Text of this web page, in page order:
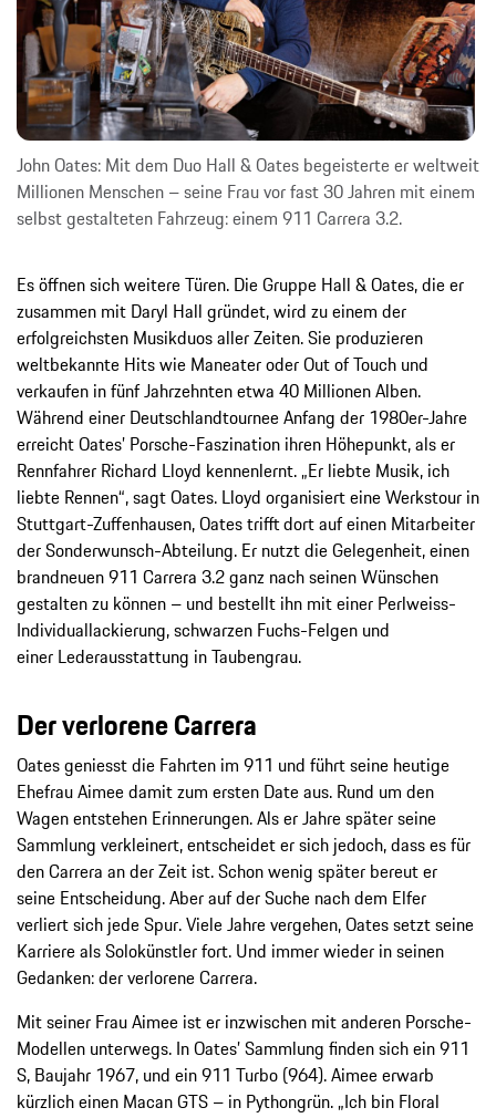
John Oates: Mit dem Duo Hall & Oates begeisterte er weltweit
Millionen Menschen – seine Frau vor fast 30 Jahren mit einem
selbst gestalteten Fahrzeug: einem 911 Carrera 3.2.
Es öffnen sich weitere Türen. Die Gruppe Hall & Oates, die er
zusammen mit Daryl Hall gründet, wird zu einem der
erfolgreichsten Musikduos aller Zeiten. Sie produzieren
weltbekannte Hits wie Maneater oder Out of Touch und
verkaufen in fünf Jahrzehnten etwa 40 Millionen Alben.
Während einer Deutschlandtournee Anfang der 1980er-Jahre
erreicht Oates’ Porsche-Faszination ihren Höhepunkt, als er
Rennfahrer Richard Lloyd kennenlernt. „Er liebte Musik, ich
liebte Rennen“, sagt Oates. Lloyd organisiert eine Werkstour in
Stuttgart-Zuffenhausen, Oates trifft dort auf einen Mitarbeiter
der Sonderwunsch-Abteilung. Er nutzt die Gelegenheit, einen
brandneuen 911 Carrera 3.2 ganz nach seinen Wünschen
gestalten zu können – und bestellt ihn mit einer Perlweiss-
Individuallackierung, schwarzen Fuchs-Felgen und
einer Lederausstattung in Taubengrau.
Der verlorene Carrera
Oates geniesst die Fahrten im 911 und führt seine heutige
Ehefrau Aimee damit zum ersten Date aus. Rund um den
Wagen entstehen Erinnerungen. Als er Jahre später seine
Sammlung verkleinert, entscheidet er sich jedoch, dass es für
den Carrera an der Zeit ist. Schon wenig später bereut er
seine Entscheidung. Aber auf der Suche nach dem Elfer
verliert sich jede Spur. Viele Jahre vergehen, Oates setzt seine
Karriere als Solokünstler fort. Und immer wieder in seinen
Gedanken: der verlorene Carrera.
Mit seiner Frau Aimee ist er inzwischen mit anderen Porsche-
Modellen unterwegs. In Oates’ Sammlung finden sich ein 911
S, Baujahr 1967, und ein 911 Turbo (964). Aimee erwarb
kürzlich einen Macan GTS – in Pythongrün. „Ich bin Floral